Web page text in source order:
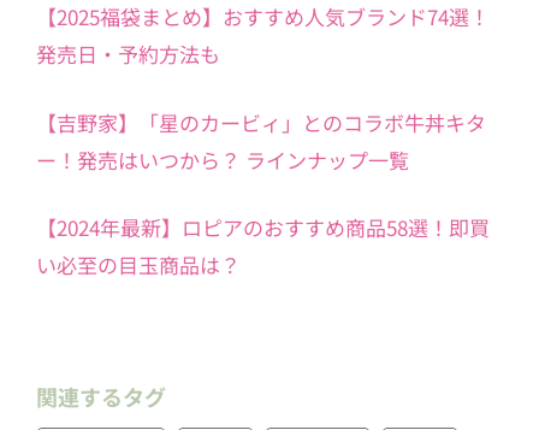
【2025福袋まとめ】おすすめ人気ブランド74選！
発売日・予約方法も
【吉野家】「星のカービィ」とのコラボ牛丼キタ
ー！発売はいつから？ ラインナップ一覧
【2024年最新】ロピアのおすすめ商品58選！即買
い必至の目玉商品は？
関連するタグ